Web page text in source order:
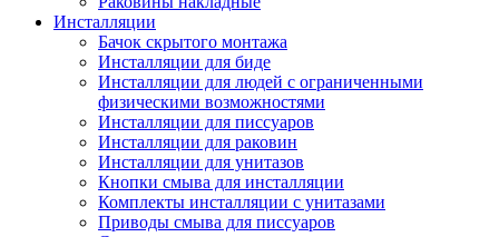
Инсталляции
Бачок скрытого монтажа
Инсталляции для биде
Инсталляции для людей с ограниченными
физическими возможностями
Инсталляции для писсуаров
Инсталляции для раковин
Инсталляции для унитазов
Кнопки смыва для инсталляции
Комплекты инсталляции с унитазами
Приводы смыва для писсуаров